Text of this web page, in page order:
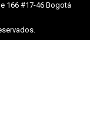
166 #17-46 Bogotá